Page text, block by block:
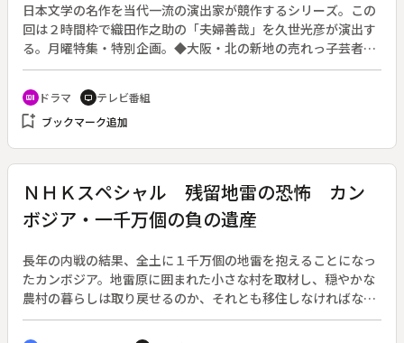
日本文学の名作を当代一流の演出家が競作するシリーズ。この
回は２時間枠で織田作之助の「夫婦善哉」を久世光彦が演出す
る。月曜特集・特別企画。◆大阪・北の新地の売れっ子芸者・
蝶子（田中裕子）は、化粧品問屋の息子・柳吉（小林薫）と恋
仲になり熱海へ駆け落ちした。ところが関東大震災に遭い、し
かたなく大阪へ帰る。いったんは蝶子の両親のもとへ身を寄せ
るが、くろうを覚悟の上で黒門市場の路地裏に部屋を借りる。
はカフェーで遊びほうける柳吉との暮らしを蝶子は中居をして
支えるが、貧困に加えて病までが二人を襲う。
recent_actors ドラマ tv テレビ番組
bookmark_add ブックマーク追加
ＮＨＫスペシャル 残留地雷の恐怖 カン
ボジア・一千万個の負の遺産
長年の内戦の結果、全土に１千万個の地雷を抱えることになっ
たカンボジア。地雷原に囲まれた小さな村を取材し、穏やかな
農村の暮らしは取り戻せるのか、それとも移住しなければなら
ないのか、地雷の恐怖と向き合う現状を伝える。◆地雷の種類
は米国製、旧ソ連製、中国製とさまざまで５０種類以上。隣国